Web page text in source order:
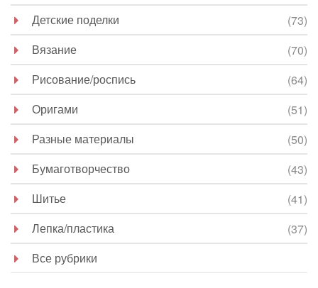
Детские поделки
(73)
Вязание
(70)
Рисование/роспись
(64)
Оригами
(51)
Разные материалы
(50)
Бумаготворчество
(43)
Шитье
(41)
Лепка/пластика
(37)
Все рубрики